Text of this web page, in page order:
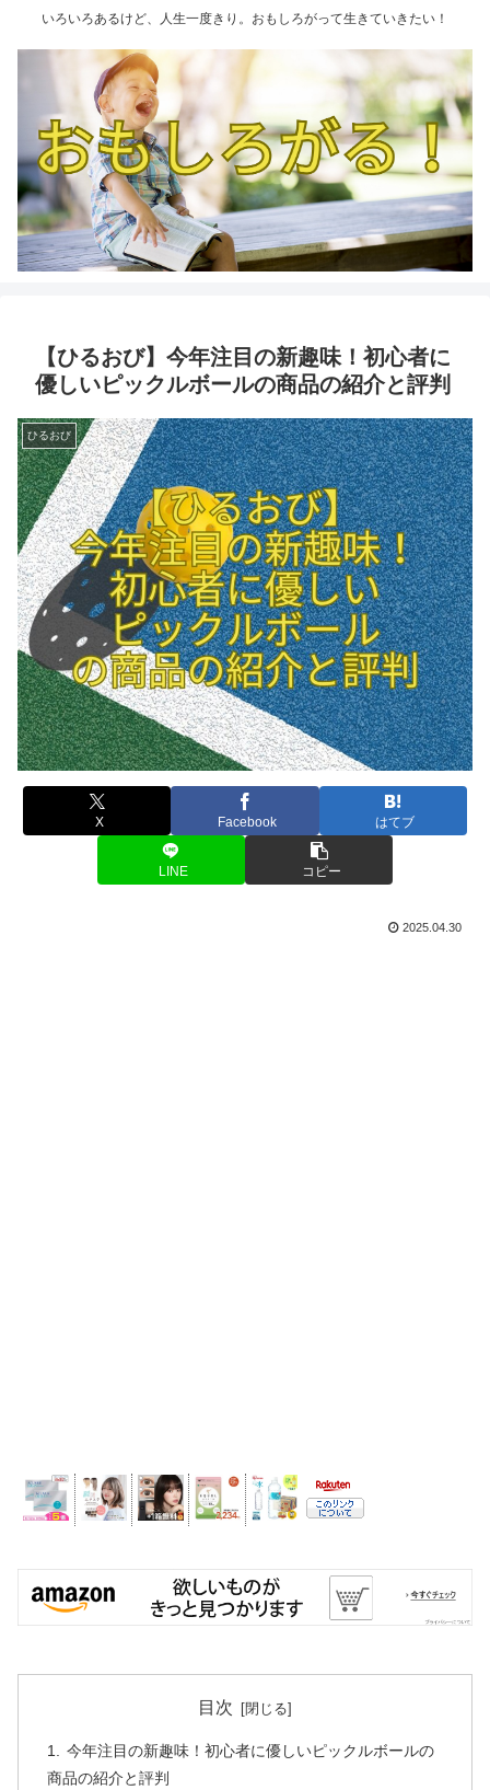
いろいろあるけど、人生一度きり。おもしろがって生きていきたい！
【ひるおび】今年注目の新趣味！初心者に
優しいピックルボールの商品の紹介と評判
ひるおび
X Facebook はてブ
LINE コピー
2025.04.30
目次
今年注目の新趣味！初心者に優しいピックルボールの
商品の紹介と評判